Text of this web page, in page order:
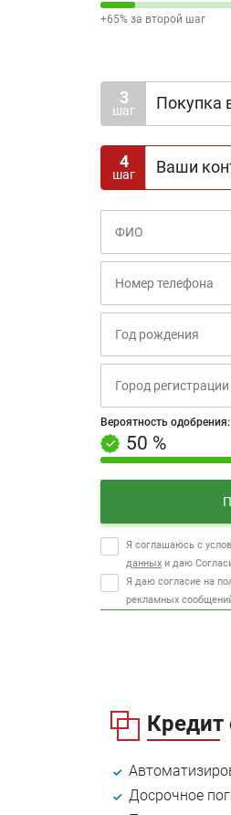
+65% за второй шаг
3
шаг Покупка
Вероятность одобрения:
+10% за третий шаг
4
шаг Ваши
Вероятность одобрения:
50 %
Я соглашаюсь с
данных и даю
Я даю согласие на
рекламных
Кредит
Досрочное